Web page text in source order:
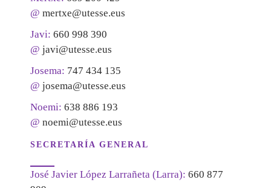
@ mertxe@utesse.eus
Javi: 660 998 390
@ javi@utesse.eus
Josema: 747 434 135
@ josema@utesse.eus
Noemi: 638 886 193
@ noemi@utesse.eus
SECRETARÍA GENERAL
José Javier López Larrañeta (Larra): 660 877